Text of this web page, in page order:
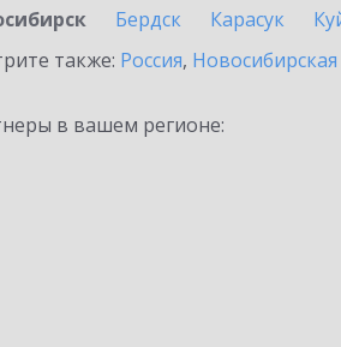
Бердск Карасук
также: Россия,
в вашем регионе: